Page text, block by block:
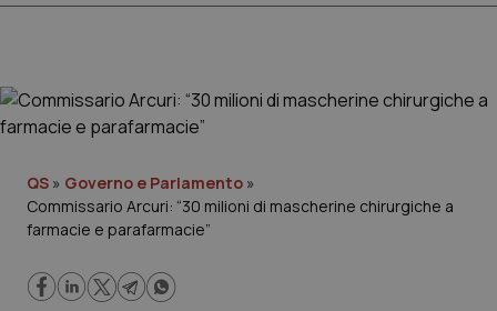
Governo e Parlamento
Regioni e Asl
QS » Governo e Parlamento »
Commissario Arcuri: “30 milioni di mascherine chirurgiche a
farmacie e parafarmacie”